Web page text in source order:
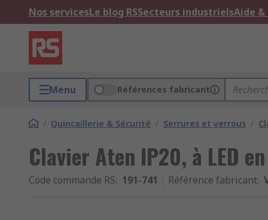
Nos servicesLe blog RSSecteurs industrielsAide
Menu Références fabricant
/ Quincaillerie & Sécurité / Serrures et verrous /
Clavier Aten IP20, à LED
Code commande RS: 191-741 Référence fabricant: